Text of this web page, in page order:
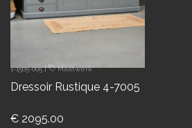
1-1505-005| Maatwerk
Dressoir Rustique 4-7005
€ 2095.00